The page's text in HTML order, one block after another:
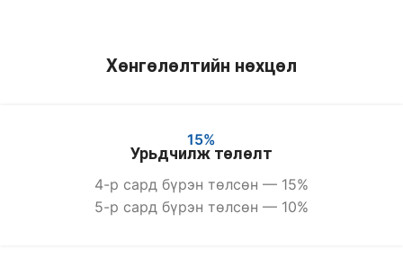
Хөнгөлөлтийн нөхцөл
15%
Урьдчилж төлөлт
4-р сард бүрэн төлсөн — 15%
5-р сард бүрэн төлсөн — 10%